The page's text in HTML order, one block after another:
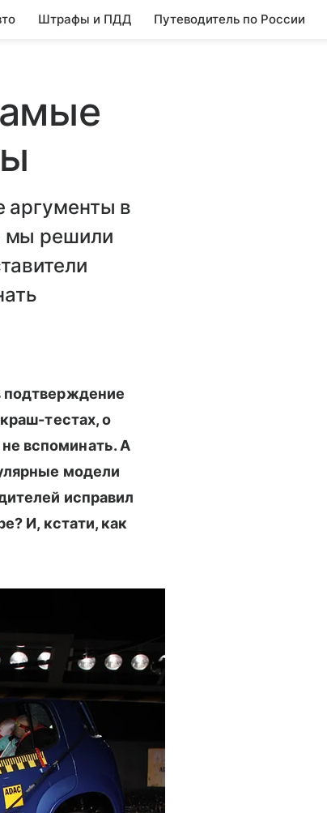
Штрафы и ПДД Путеводитель по России
аргументы в
мы решили
подтверждение
тестах, о
вспоминать. А
модели
исправил
И, кстати, как